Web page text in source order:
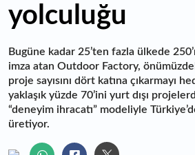
yolculuğu
Bugüne kadar 25’ten fazla ülkede
imza atan Outdoor Factory,
proje sayısını dört katına çıkarmayı
yaklaşık yüzde 70’ini yurt dışı
“deneyim ihracatı” modeliyle
üretiyor.